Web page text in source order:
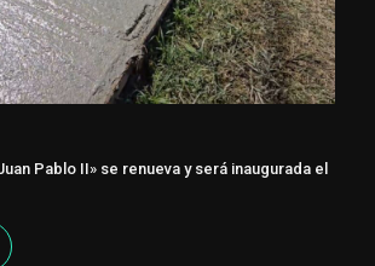
Pablo II» se renueva y será inaugurada el